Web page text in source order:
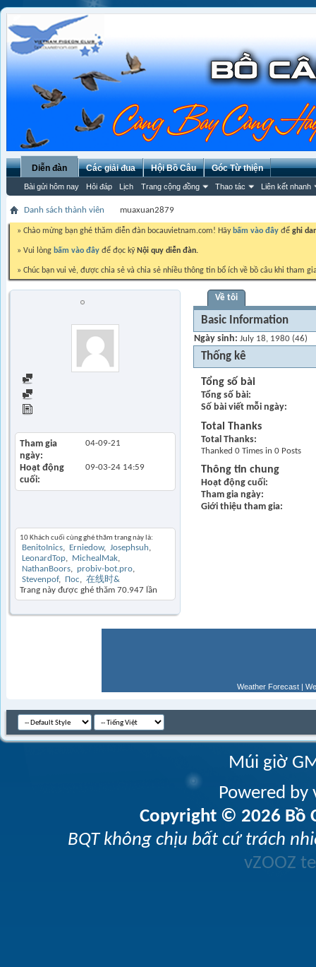
Diễn đàn
Bài gửi hôm nay Hỏi đáp Lịch Trang cộng đồng Thao tác Liên kết nhanh
Các giải đua Hội Bồ Câu Góc Từ thiện
Danh sách thành viên muaxuan2879
» Chào mừng bạn ghé thăm diễn đàn bocauvietnam.com! Hãy bấm vào đây để ghi
» Vui lòng bấm vào đây để đọc kỹ Nội quy diễn đàn.
» Chúc bạn vui vẻ, được chia sẻ và chia sẻ nhiều thông tin bổ ích về bồ câu khi tham
Tham gia
ngày
04-09-21
Hoạt động
cuối
09-03-24 14:59
10 Khách cuối cùng ghé thăm trang này là:
BenitoInics Erniedow
Josephsuh
LeonardTop
MichealMak
NathanBoors
probiv-bot.pro
Stevenpof
Пос
在线时&
Trang này được ghé thăm 70.947 lần
Về tôi
Basic Information
Ngày sinh July 18, 1980 (46)
Thống kê
Tổng số bài
Tổng số bài
Số bài viết mỗi ngày
Total Thanks
Total Thanks
Thanked 0 Times in 0 Posts
Thông tin chung
Hoạt động cuối
Tham gia ngày
Giới thiệu tham gia
Weather Forecast |
Múi giờ
Powered
Copyright © 2026 Bồ
BQT không chịu bất cứ trách
vZOOZ